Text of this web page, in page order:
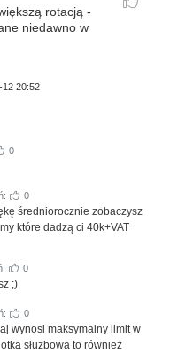
rotacją -
niedawno w
12 20:52
0
0
średniorocznie zobaczysz
które dadzą ci 40k+VAT
0
;)
0
wynosi maksymalny limit w
służbowa to również